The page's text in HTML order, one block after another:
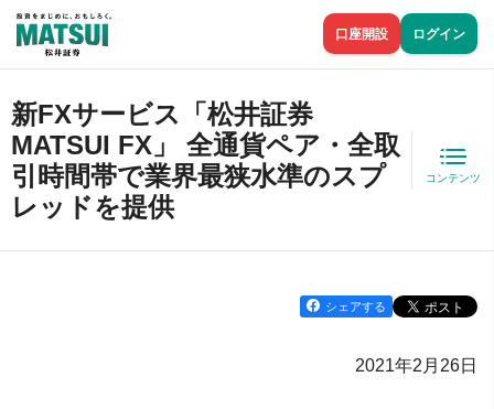
口座開設 ログイン
新FXサービス「松井証券
MATSUI FX」 全通貨ペア・全取
引時間帯で業界最狭水準のスプ
レッドを提供
コンテンツ
シェアする
2021年2月26日